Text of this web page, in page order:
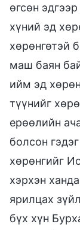
өгсөн
хүний эд
хөрөнгөтэй
маш баян
ийм эд
түүнийг
ерөөлийн
болсон
хөрөнгийг
хэрхэн
ярилцах
бүх хүн